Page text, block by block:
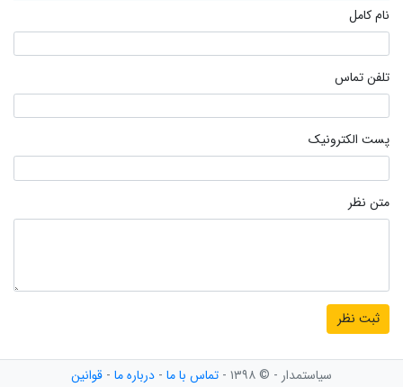
نام کامل
تلفن تماس
پست الکترونیک
متن نظر
سیاستمدار - © ۱۳۹۸ - تماس با ما - درباره ما - قوانین